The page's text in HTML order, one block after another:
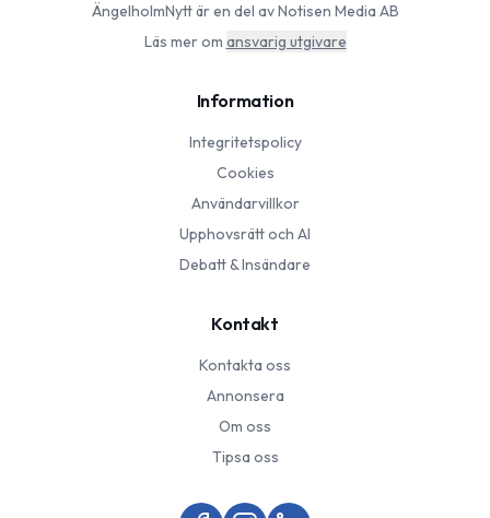
ÄngelholmNyttär en del av Notisen Media AB
Läs mer om ansvarig utgivare
Information
Integritetspolicy
Cookies
Användarvillkor
Upphovsrätt och AI
Debatt & Insändare
Kontakt
Kontakta oss
Annonsera
Om oss
Tipsa oss